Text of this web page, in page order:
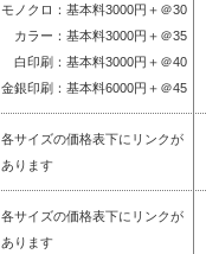
モノクロ：基本料3000円＋＠30
カラー：基本料3000円＋＠35
白印刷：基本料3000円＋＠40
金銀印刷：基本料6000円＋＠45
各サイズの価格表下にリンクが
あります
各サイズの価格表下にリンクが
あります